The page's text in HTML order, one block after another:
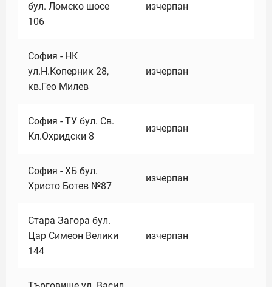
бул. Ломско шосе
106
изчерпан
София - НК
ул.Н.Коперник 28,
кв.Гео Милев
изчерпан
София - ТУ бул. Св.
Кл.Охридски 8
изчерпан
София - ХБ бул.
Христо Ботев №87
изчерпан
Стара Загора бул.
Цар Симеон Велики
144
изчерпан